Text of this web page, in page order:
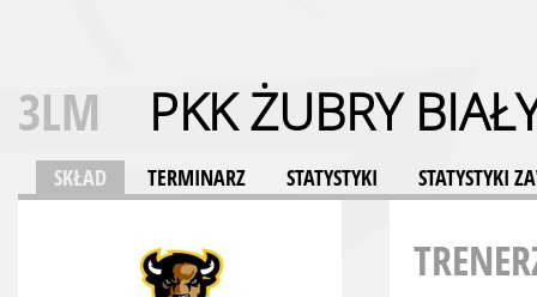
3LM PKK ŻUBRY
SKŁAD TERMINARZ STATYSTYKI STATYSTYKI